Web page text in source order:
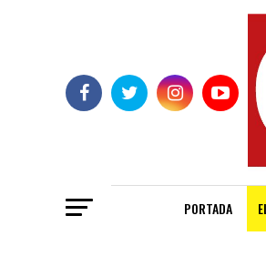
PORTADA